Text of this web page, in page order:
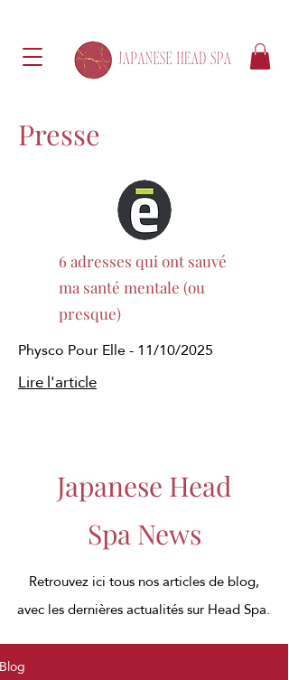
Presse
6 adresses qui ont sauvé
ma santé mentale (ou
presque)
Physco Pour Elle - 11/10/2025
Lire l'article
Japanese Head
Spa News
Retrouvez ici tous nos articles de blog,
avec les dernières actualités sur Head Spa.
Blog